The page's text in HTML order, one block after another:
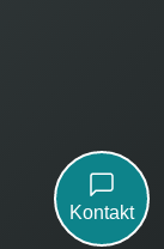
Kontakt